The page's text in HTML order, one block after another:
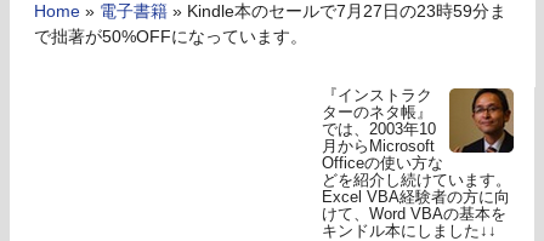
Home » 電子書籍 » Kindle本のセールで7月27日の23時59分ま
で拙著が50%OFFになっています。
『インストラク
ターのネタ帳』
では、2003年10
月からMicrosoft
Officeの使い方な
どを紹介し続けています。
Excel VBA経験者の方に向
けて、Word VBAの基本を
キンドル本にしました↓↓